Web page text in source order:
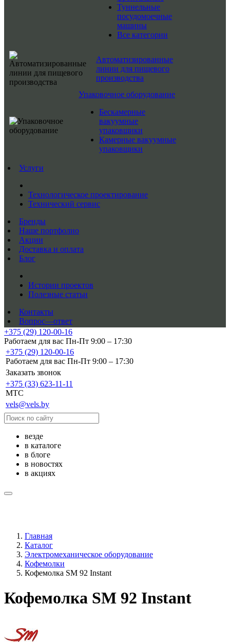
Туннельные
посудомоечные
машины
Все категории
Автоматизированные
линии для пищевого
производства
Упаковочное оборудование
Бескамерные
вакуумные
упаковщики
Камерные вакуумные
упаковщики
Услуги
Технологическое проектирование
Технический сервис
Бренды
Наше портфолио
Акции
Доставка и оплата
Блог
Истории проектов
Полезные статьи
Контакты
Вопрос—ответ
+375 (29) 120-00-16
Работаем для вас Пн-Пт 9:00 – 17:30
+375 (29) 120-00-16
Работаем для вас Пн-Пт 9:00 – 17:30
Заказать звонок
+375 (33) 623-11-11
MTC
vels@vels.by
везде
в каталоге
в блоге
в новостях
в акциях
Главная
Каталог
Электромеханическое оборудование
Кофемолки
Кофемолка SM 92 Instant
Кофемолка SM 92 Instant